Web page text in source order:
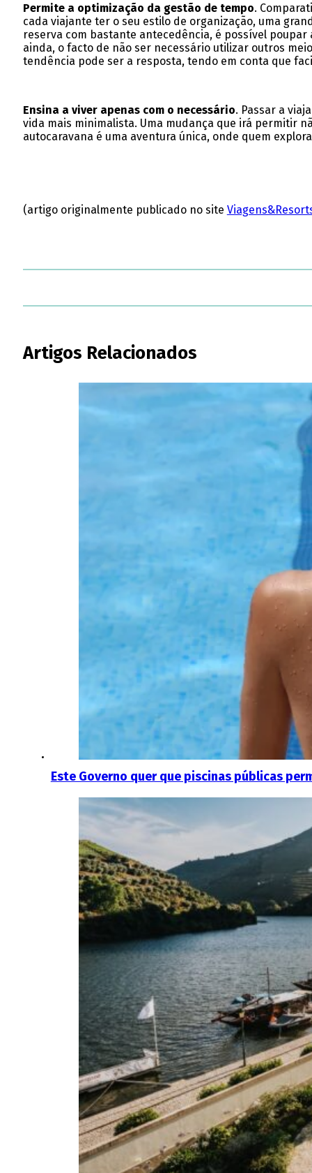
Permite a optimização da gestão de tempo.
cada viajante ter o seu estilo de organização, uma
reserva com bastante antecedência, é possível
ainda, o facto de não ser necessário utilizar outros
tendência pode ser a resposta, tendo em conta que
Ensina a viver apenas com o necessário. Passar a
vida mais minimalista. Uma mudança que irá permitir
autocaravana é uma aventura única, onde quem
(artigo originalmente publicado no site
Artigos Relacionados
Este Governo quer que piscinas públicas